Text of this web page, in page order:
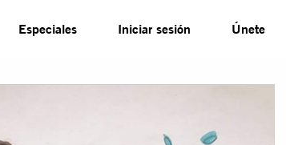
Especiales Iniciar sesión Únete